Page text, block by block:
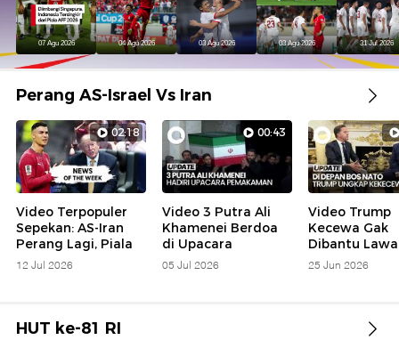
07 Agu 2026 04 Agu 2026 03 Agu 2026 03 Agu 2026 31 Jul 2026
Perang AS-Israel Vs Iran
02:18
Video Terpopuler
Sepekan: AS-Iran
Perang Lagi, Piala
Dunia Terakhir
12 Jul 2026
00:43
Video 3 Putra Ali
Khamenei Berdoa
di Upacara
Pemakaman Sang
05 Jul 2026
Video Trump
Kecewa Gak
Dibantu
NATO:
25 Jun 2026
HUT ke-81 RI